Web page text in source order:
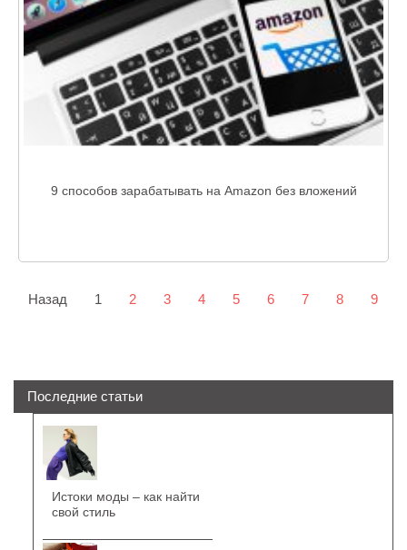
9 способов зарабатывать на Amazon без вложений
Назад 1 2 3 4 5 6 7 8 9
Последние статьи
Истоки моды – как найти
свой стиль